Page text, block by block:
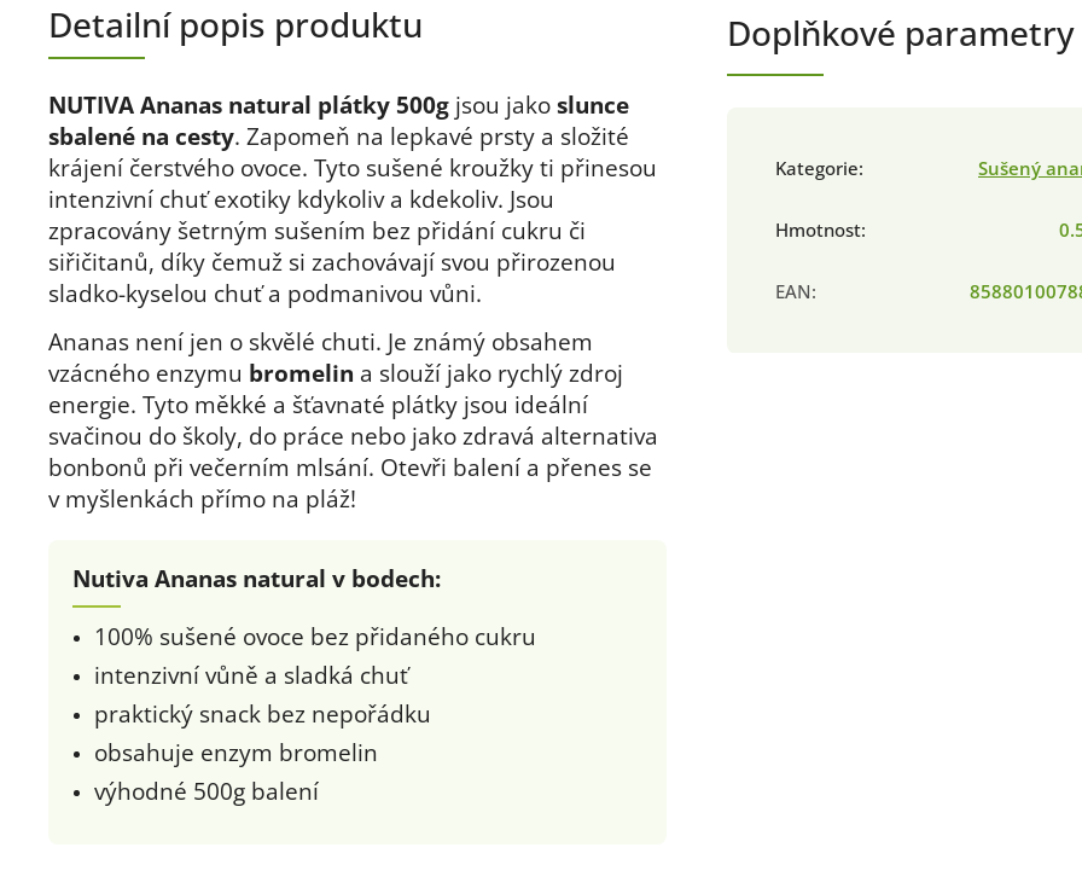
Detailní popis produktu
NUTIVA Ananas natural plátky 500g jsou jako slunce
sbalené na cesty. Zapomeň na lepkavé prsty a složité
krájení čerstvého ovoce. Tyto sušené kroužky ti přinesou
intenzivní chuť exotiky kdykoliv a kdekoliv. Jsou
zpracovány šetrným sušením bez přidání cukru či
siřičitanů, díky čemuž si zachovávají svou přirozenou
sladko-kyselou chuť a podmanivou vůni.
Ananas není jen o skvělé chuti. Je známý obsahem
vzácného enzymu bromelin a slouží jako rychlý zdroj
energie. Tyto měkké a šťavnaté plátky jsou ideální
svačinou do školy, do práce nebo jako zdravá alternativa
bonbonů při večerním mlsání. Otevři balení a přenes se
v myšlenkách přímo na pláž!
Nutiva Ananas natural v bodech:
100% sušené ovoce bez přidaného cukru
intenzivní vůně a sladká chuť
praktický snack bez nepořádku
obsahuje enzym bromelin
výhodné 500g balení
Doplňkové parametry
Kategorie: Sušený
Hmotnost:
EAN: